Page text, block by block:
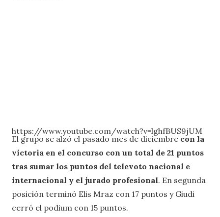
https://www.youtube.com/watch?v=lghfBUS9jUM
El grupo se alzó el pasado mes de diciembre con la
victoria en el concurso con un total de 21 puntos
tras sumar los puntos del televoto nacional e
internacional y el jurado profesional. En segunda
posición terminó Elis Mraz con 17 puntos y Giudi
cerró el podium con 15 puntos.